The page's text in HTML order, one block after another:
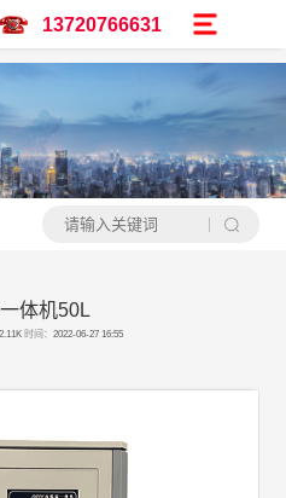
13720766631
体机50L
2.11K 时间： 2022-06-27 16:55